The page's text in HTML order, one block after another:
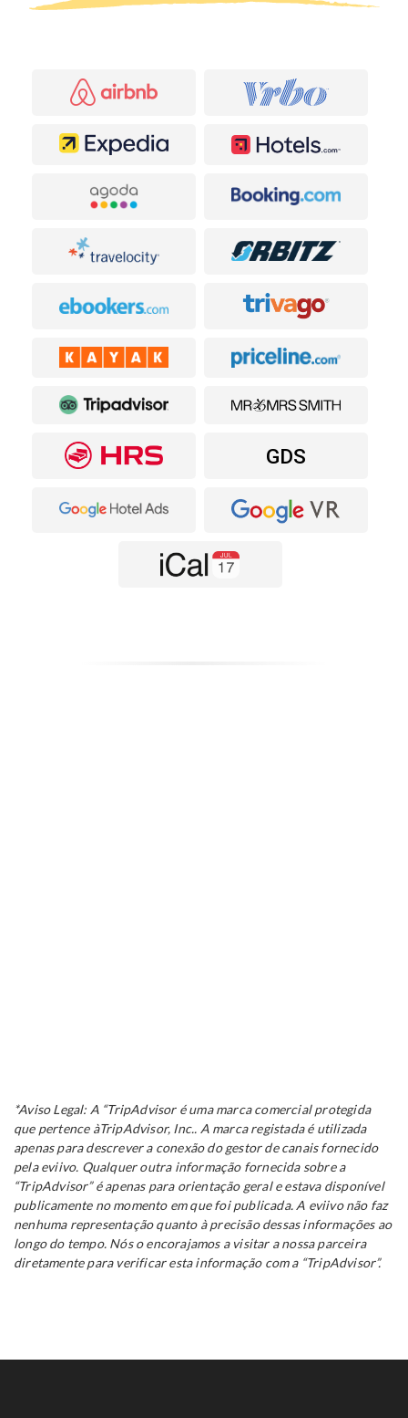
*Aviso Legal: A “TripAdvisor é uma marca comercial protegida
que pertence àTripAdvisor, Inc.. A marca registada é utilizada
apenas para descrever a conexão do gestor de canais fornecido
pela eviivo. Qualquer outra informação fornecida sobre a
“TripAdvisor” é apenas para orientação geral e estava disponível
publicamente no momento em que foi publicada. A eviivo não faz
nenhuma representação quanto à precisão dessas informações ao
longo do tempo. Nós o encorajamos a visitar a nossa parceira
diretamente para verificar esta informação com a “TripAdvisor”.